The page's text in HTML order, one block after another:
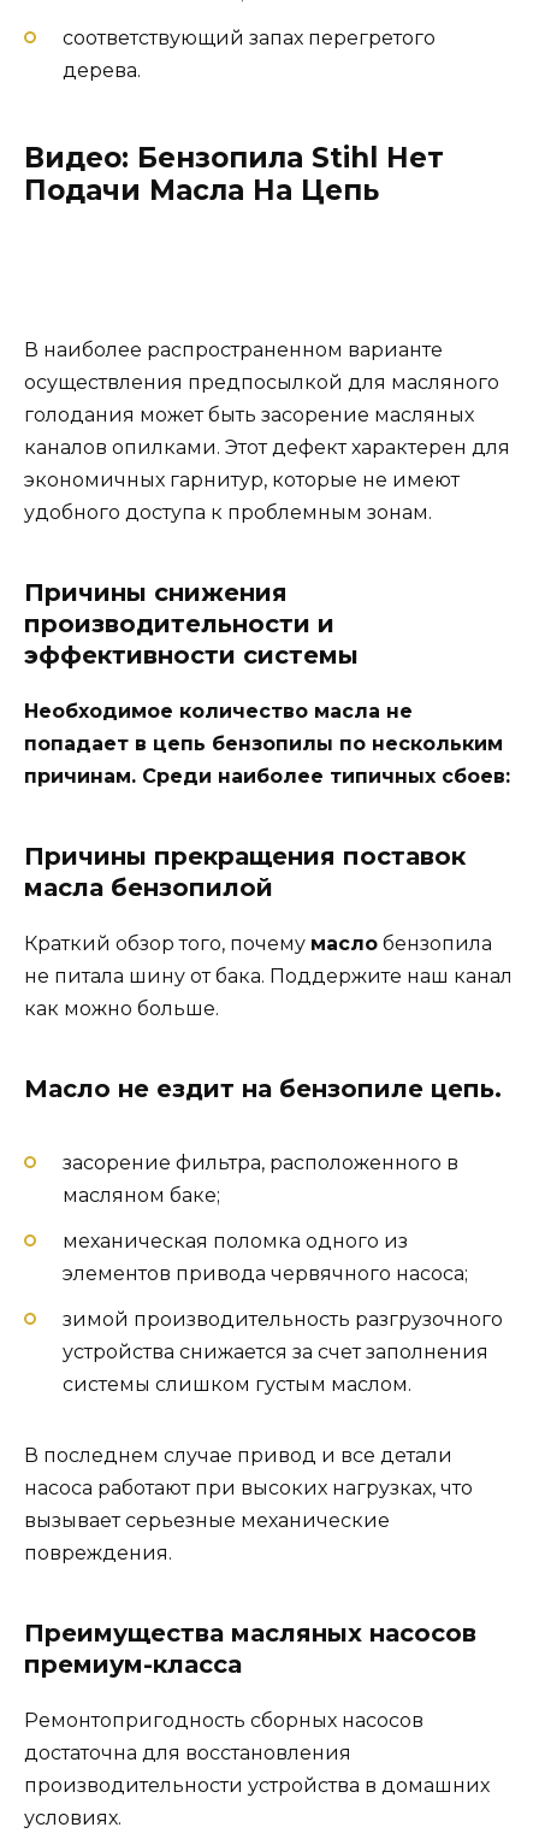
соответствующий запах перегретого
дерева.
Видео: Бензопила Stihl Нет
Подачи Масла На Цепь
В наиболее распространенном варианте
осуществления предпосылкой для масляного
голодания может быть засорение масляных
каналов опилками. Этот дефект характерен для
экономичных гарнитур, которые не имеют
удобного доступа к проблемным зонам.
Причины снижения
производительности и
эффективности системы
Необходимое количество масла не
попадает в цепь бензопилы по нескольким
причинам. Среди наиболее типичных сбоев:
Причины прекращения поставок
масла бензопилой
Краткий обзор того, почему масло бензопила
не питала шину от бака. Поддержите наш канал
как можно больше.
Масло не ездит на бензопиле цепь.
засорение фильтра, расположенного в
масляном баке;
механическая поломка одного из
элементов привода червячного насоса;
зимой производительность разгрузочного
устройства снижается за счет заполнения
системы слишком густым маслом.
В последнем случае привод и все детали
насоса работают при высоких нагрузках, что
вызывает серьезные механические
повреждения.
Преимущества масляных насосов
премиум-класса
Ремонтопригодность сборных насосов
достаточна для восстановления
производительности устройства в домашних
условиях.